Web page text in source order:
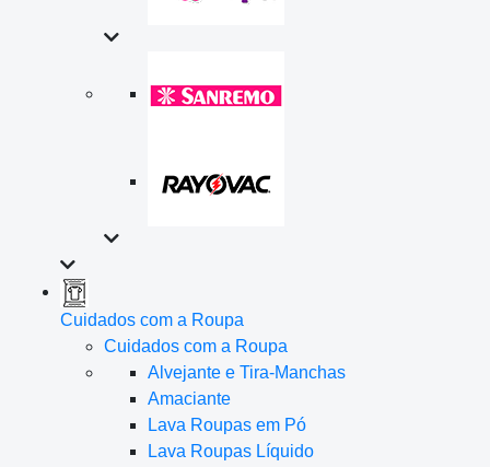
Cuidados com a Roupa
Cuidados com a Roupa
Alvejante e Tira-Manchas
Amaciante
Lava Roupas em Pó
Lava Roupas Líquido